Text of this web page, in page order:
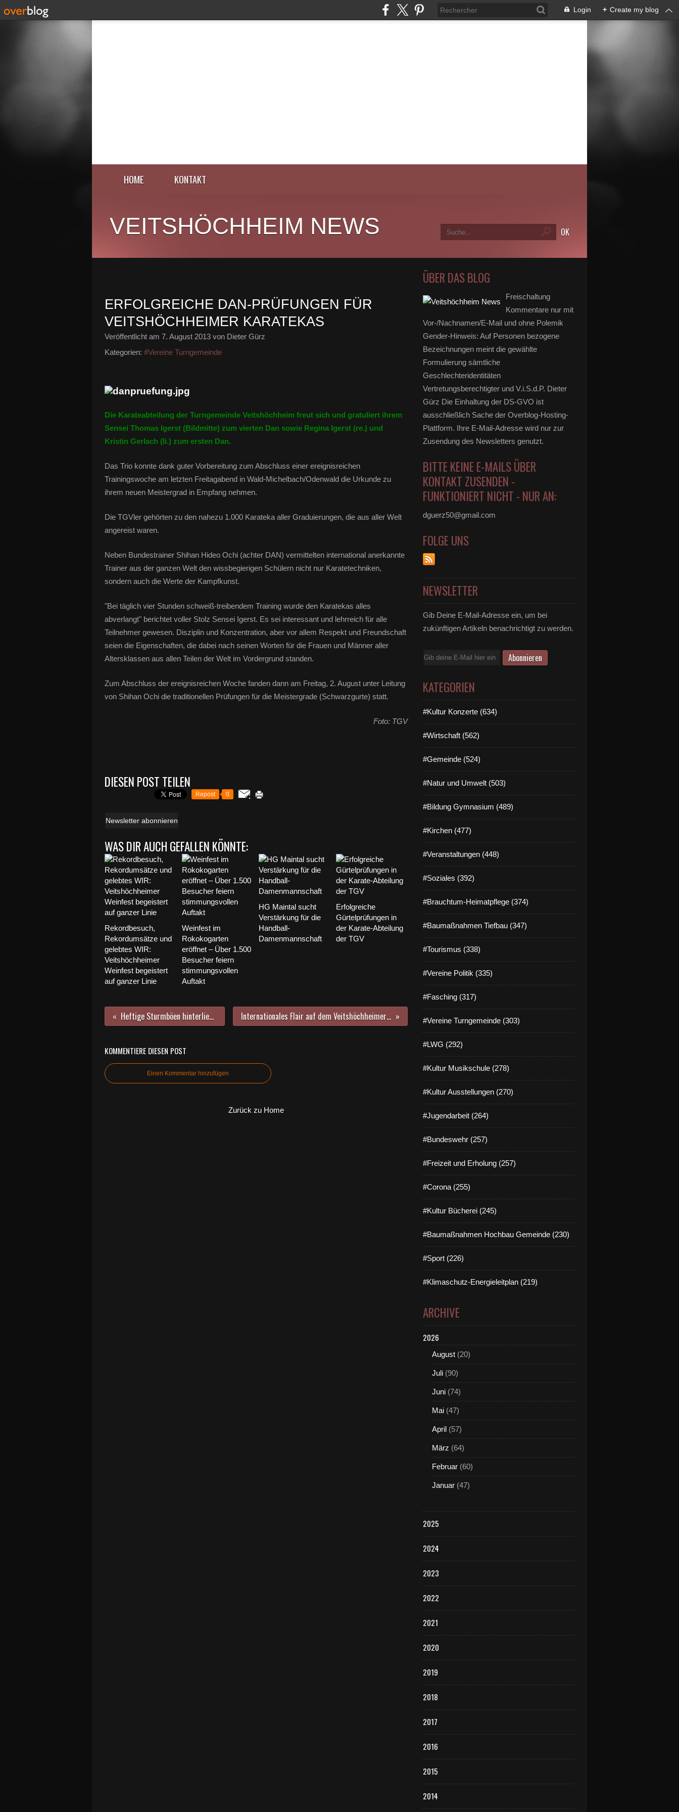
Login + Create my blog
HOME KONTAKT
VEITSHÖCHHEIM NEWS
ERFOLGREICHE DAN-PRÜFUNGEN FÜR
VEITSHÖCHHEIMER KARATEKAS
Veröffentlicht am 7. August 2013 von Dieter Gürz
Kategorien: #Vereine Turngemeinde
Die Karateabteilung der Turngemeinde Veitshöchheim freut sich und gratuliert ihrem
Sensei Thomas Igerst (Bildmitte) zum vierten Dan sowie Regina Igerst (re.) und
Kristin Gerlach (li.) zum ersten Dan.
Das Trio konnte dank guter Vorbereitung zum Abschluss einer ereignisreichen
Trainingswoche am letzten Freitagabend in Wald-Michelbach/Odenwald die Urkunde zu
ihrem neuen Meistergrad in Empfang nehmen.
Die TGVler gehörten zu den nahezu 1.000 Karateka aller Graduierungen, die aus aller Welt
angereist waren.
Neben Bundestrainer Shihan Hideo Ochi (achter DAN) vermittelten international anerkannte
Trainer aus der ganzen Welt den wissbegierigen Schülern nicht nur Karatetechniken,
sondern auch die Werte der Kampfkunst.
"Bei täglich vier Stunden schweiß-treibendem Training wurde den Karatekas alles
abverlangt" berichtet voller Stolz Sensei Igerst. Es sei interessant und lehrreich für alle
Teilnehmer gewesen. Disziplin und Konzentration, aber vor allem Respekt und Freundschaft
seien die Eigenschaften, die dabei nach seinen Worten für die Frauen und Männer aller
Altersklassen aus allen Teilen der Welt im Vordergrund standen.
Zum Abschluss der ereignisreichen Woche fanden dann am Freitag, 2. August unter Leitung
von Shihan Ochi die traditionellen Prüfungen für die Meistergrade (Schwarzgurte) statt.
Foto: TGV
DIESEN POST TEILEN
Repost 0
Newsletter abonnieren
WAS DIR AUCH GEFALLEN KÖNNTE:
Rekordbesuch,
Rekordumsätze und
gelebtes WIR:
Veitshöchheimer
Weinfest begeistert
auf ganzer Linie
Weinfest im
Rokokogarten
eröffnet – Über 1.500
Besucher feiern
stimmungsvollen
Auftakt
HG Maintal sucht
Verstärkung für die
Handball-
Damenmannschaft
Erfolgreiche
Gürtelprüfungen in
der Karate-Abteilung
der TGV
Heftige Sturmböen hinterließen am Mainuferweg sichtbare Spuren Internationales Flair auf dem Veitshöchheimer Abenteuerspielplatz - 200 Kinder verbringen tolle Ferien
KOMMENTIERE DIESEN POST
Einen Kommentar hinzufügen
Zurück zu Home
ÜBER DAS BLOG
Freischaltung
Kommentare nur mit
Vor-/Nachnamen/E-Mail und ohne Polemik
Gender-Hinweis: Auf Personen bezogene
Bezeichnungen meint die gewählte
Formulierung sämtliche
Geschlechteridentitäten
Vertretungsberechtigter und V.i.S.d.P. Dieter
Gürz Die Einhaltung der DS-GVO ist
ausschließlich Sache der Overblog-Hosting-
Plattform. Ihre E-Mail-Adresse wird nur zur
Zusendung des Newsletters genutzt.
BITTE KEINE E-MAILS ÜBER
KONTAKT ZUSENDEN -
FUNKTIONIERT NICHT - NUR AN:
dguerz50@gmail.com
FOLGE UNS
NEWSLETTER
Gib Deine E-Mail-Adresse ein, um bei
zukünftigen Artikeln benachrichtigt zu werden.
E-
KATEGORIEN
#Kultur Konzerte (634)
#Wirtschaft (562)
#Gemeinde (524)
#Natur und Umwelt (503)
#Bildung Gymnasium (489)
#Kirchen (477)
#Veranstaltungen (448)
#Soziales (392)
#Brauchtum-Heimatpflege (374)
#Baumaßnahmen Tiefbau (347)
#Tourismus (338)
#Vereine Politik (335)
#Fasching (317)
#Vereine Turngemeinde (303)
#LWG (292)
#Kultur Musikschule (278)
#Kultur Ausstellungen (270)
#Jugendarbeit (264)
#Bundeswehr (257)
#Freizeit und Erholung (257)
#Corona (255)
#Kultur Bücherei (245)
#Baumaßnahmen Hochbau Gemeinde (230)
#Sport (226)
#Klimaschutz-Energieleitplan (219)
ARCHIVE
2026
August (20)
Juli (90)
Juni (74)
Mai (47)
April (57)
März (64)
Februar (60)
Januar (47)
2025
2024
2023
2022
2021
2020
2019
2018
2017
2016
2015
2014